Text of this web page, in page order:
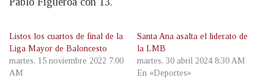
Listos los cuartos de final de la
Liga Mayor de Baloncesto
martes, 15 noviembre 2022 7:00
AM
Santa Ana asalta el liderato de
la LMB
martes, 30 abril 2024 8:30 AM
En «Deportes»